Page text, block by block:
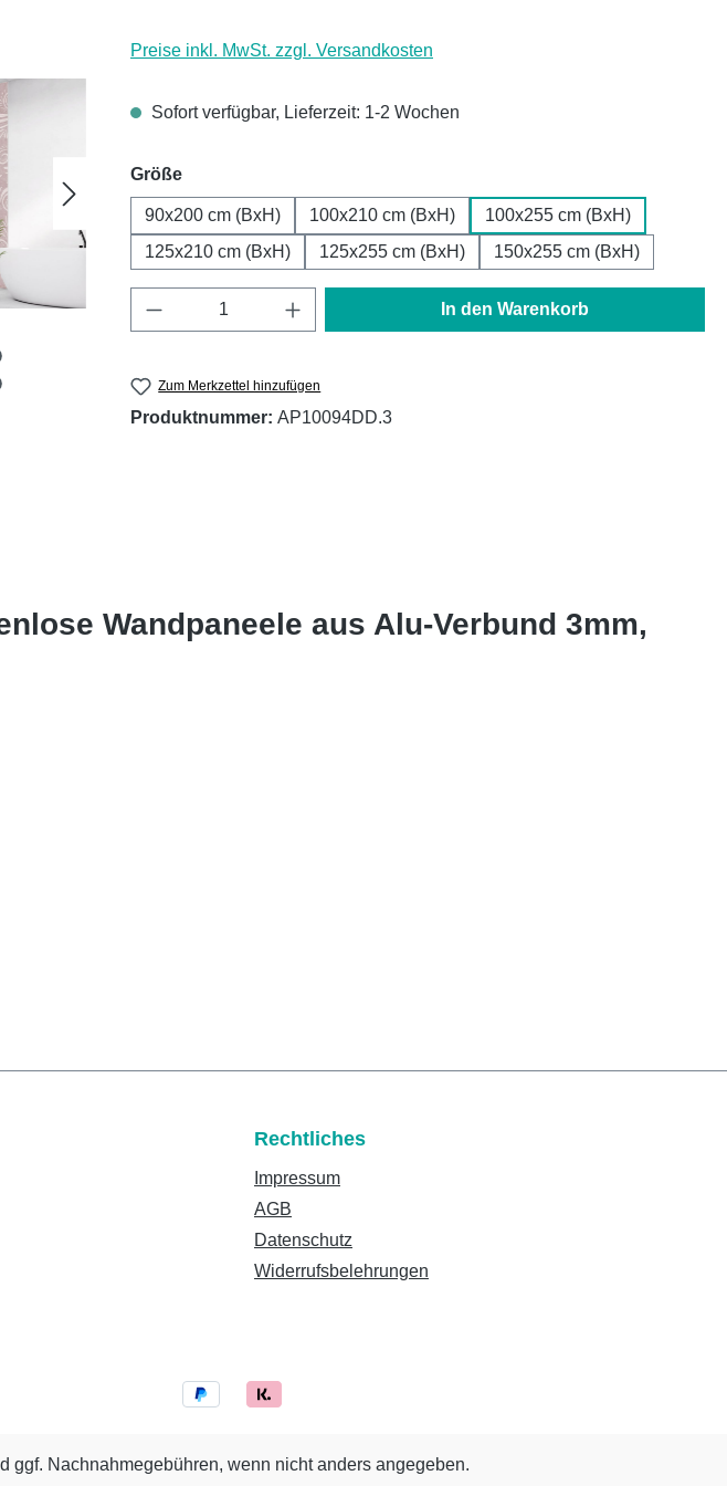
Preise inkl. MwSt. zzgl. Versandkosten
Sofort verfügbar, Lieferzeit: 1-2 Wochen
Größeauswählen
90x200 cm (BxH) 100x210 cm (BxH)
100x255 cm (BxH)
125x210 cm (BxH)
125x255 cm (BxH) 150x255 cm (BxH)
Produkt Anzahl: Gib den gewünschten Wert ein
In den Warenkorb
Zum Merkzettel hinzufügen
Produktnummer: AP10094DD.3
Wandpaneele aus Alu-Verbund 3mm,
Rechtliches
Impressum
AGB
Datenschutz
Widerrufsbelehrungen
ggf. Nachnahmegebühren, wenn nicht anders angegeben.